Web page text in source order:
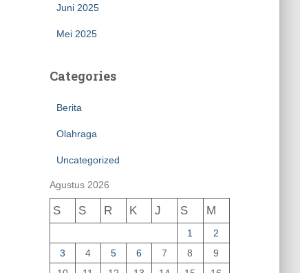
Juni 2025
Mei 2025
Categories
Berita
Olahraga
Uncategorized
Agustus 2026
S S R K J S M
1
2
3
4 5 6 7 8
9